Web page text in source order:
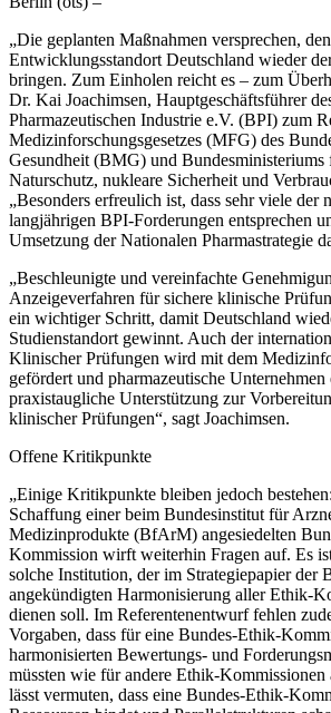
„Die geplanten Maßnahmen versprechen,
Entwicklungsstandort Deutschland wieder
bringen. Zum Einholen reicht es – zum
Dr. Kai Joachimsen, Hauptgeschäftsführer
Pharmazeutischen Industrie e.V. (BPI) zum
Medizinforschungsgesetzes (MFG) des
Gesundheit (BMG) und
Naturschutz, nukleare Sicherheit und
„Besonders erfreulich ist, dass sehr viele der
langjährigen BPI-Forderungen entsprechen
Umsetzung der Nationalen Pharmastrategie
„Beschleunigte und vereinfachte
Anzeigeverfahren für sichere klinische
ein wichtiger Schritt, damit Deutschland
Studienstandort gewinnt. Auch der
Klinischer Prüfungen wird mit dem
gefördert und pharmazeutische Unternehmen
praxistaugliche Unterstützung zur
klinischer Prüfungen“, sagt Joachimsen.
Offene Kritikpunkte
„Einige Kritikpunkte bleiben jedoch
Schaffung einer beim Bundesinstitut für
Medizinprodukte (BfArM) angesiedelten
Kommission wirft weiterhin Fragen auf. Es
solche Institution, der im Strategiepapier der
angekündigten Harmonisierung aller Ethik-
dienen soll. Im Referentenentwurf fehlen
Vorgaben, dass für eine Bundes-Ethik-
harmonisierten Bewertungs- und
müssten wie für andere Ethik-
lässt vermuten, dass eine Bundes-Ethik-